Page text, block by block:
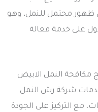
ظهور محتمل للنمل، وهو
على خدمة فعالة
مكافحة النمل الابيض
شركة رش النمل
مع التركيز على الجودة